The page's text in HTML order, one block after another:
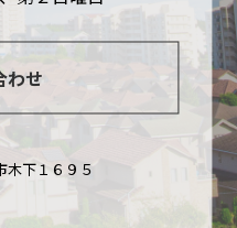
わせ
木下１６９５